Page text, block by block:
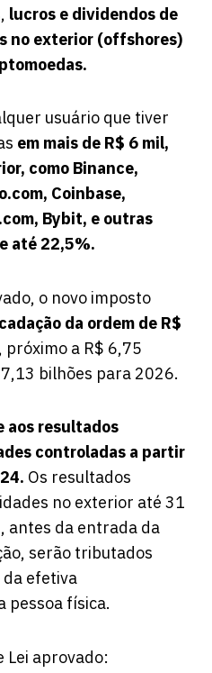
lucros e dividendos de
no exterior (offshores)
usuário que tiver
em mais de R$ 6 mil,
como Binance,
Coinbase,
Bybit, e outras
até 22,5%.
o novo imposto
da ordem de R$
, próximo a R$ 6,75
bilhões para 2026.
aos resultados
controladas a partir
Os resultados
no exterior até 31
antes da entrada da
serão tributados
efetiva
pessoa física.
Lei aprovado: